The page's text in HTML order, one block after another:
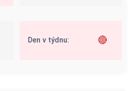
Den v týdnu: 🔴